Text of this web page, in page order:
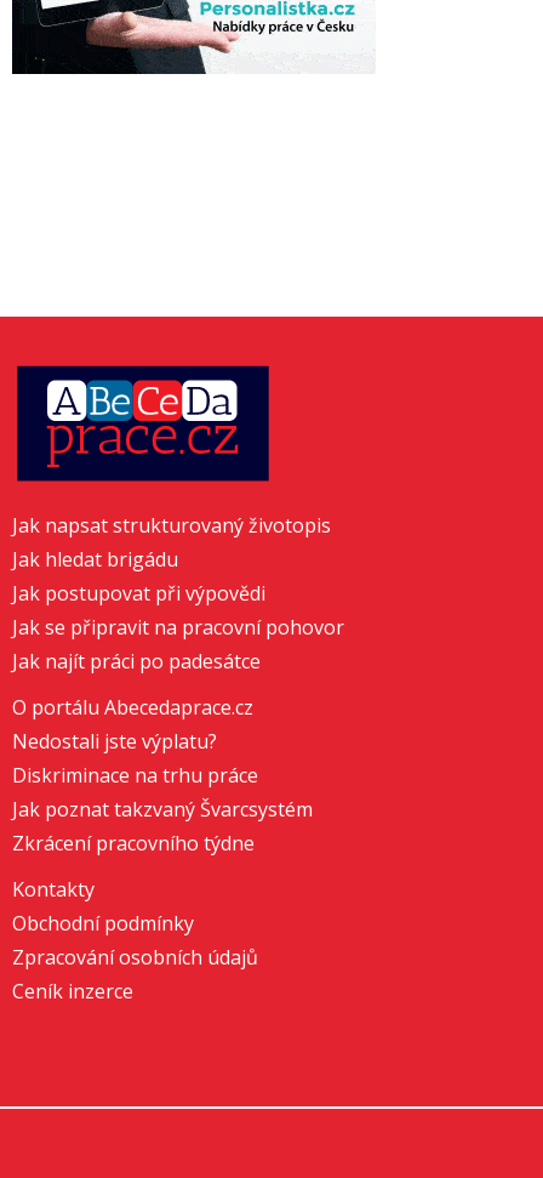
Jak napsat strukturovaný životopis
Jak hledat brigádu
Jak postupovat při výpovědi
Jak se připravit na pracovní pohovor
Jak najít práci po padesátce
O portálu Abecedaprace.cz
Nedostali jste výplatu?
Diskriminace na trhu práce
Jak poznat takzvaný Švarcsystém
Zkrácení pracovního týdne
Kontakty
Obchodní podmínky
Zpracování osobních údajů
Ceník inzerce